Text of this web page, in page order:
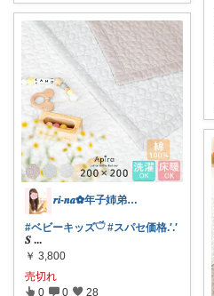
𝒓𝒊-𝒏𝒂✿年子姉弟ママ⌇保育士
#ベビーキッズ𓎩 #スパセ価格.′.′
𝑺 ...
￥ 3,800
売切れ
0 0 28